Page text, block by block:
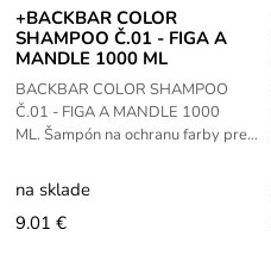
+BACKBAR COLOR
SHAMPOO Č.01 - FIGA A
MANDLE 1000 ML
BACKBAR COLOR SHAMPOO
Č.01 - FIGA A MANDLE 1000
ML. Šampón na ochranu farby pre
špeciálny: Obsahuje zmes
mandľového mlieka
na sklade
9.01 €